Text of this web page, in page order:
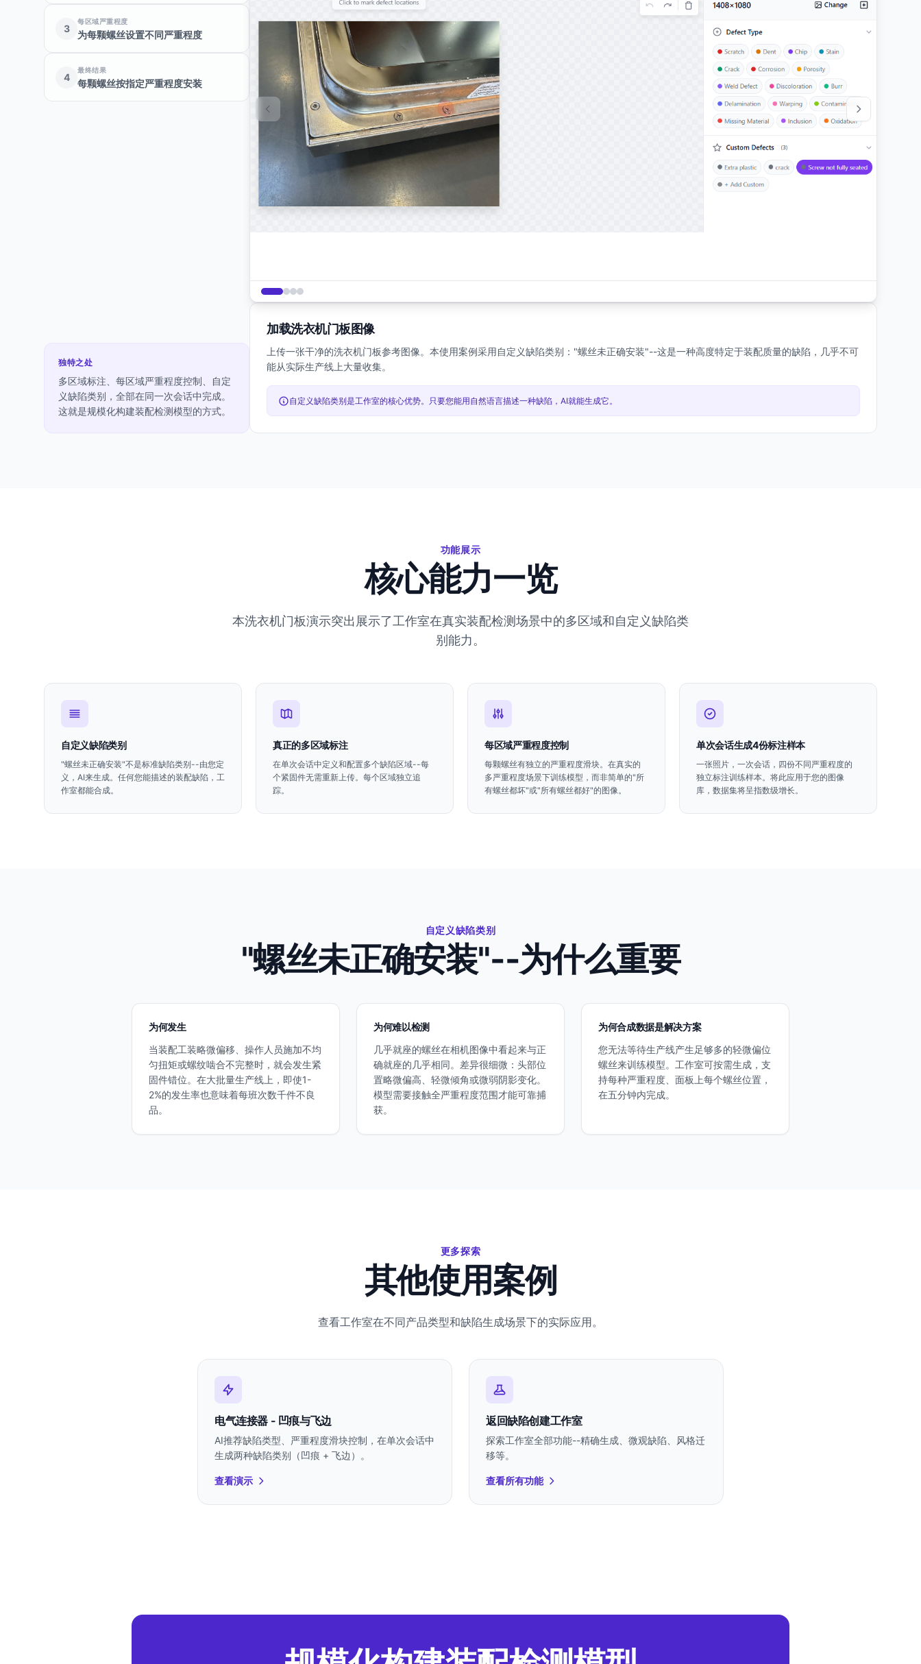
3
每区域严重程度
为每颗螺丝设置不同严重程度
4
最终结果
每颗螺丝按指定严重程度安装
独特之处
多区域标注、每区域严重程度控制、自定
义缺陷类别，全部在同一次会话中完成。
这就是规模化构建装配检测模型的方式。
加载洗衣机门板图像
上传一张干净的洗衣机门板参考图像。本使用案例采用自定义缺陷类别："螺丝未正确安装"--这是一种高度特定于装配质量的缺陷，几乎不可
能从实际生产线上大量收集。
自定义缺陷类别是工作室的核心优势。只要您能用自然语言描述一种缺陷，AI就能生成它。
功能展示
核心能力一览
本洗衣机门板演示突出展示了工作室在真实装配检测场景中的多区域和自定义缺陷类
别能力。
自定义缺陷类别
"螺丝未正确安装"不是标准缺陷类别--由您定
义，AI来生成。任何您能描述的装配缺陷，工
作室都能合成。
真正的多区域标注
在单次会话中定义和配置多个缺陷区域--每
个紧固件无需重新上传。每个区域独立追
踪。
每区域严重程度控制
每颗螺丝有独立的严重程度滑块。在真实的
多严重程度场景下训练模型，而非简单的"所
有螺丝都坏"或"所有螺丝都好"的图像。
单次会话生成4份标注样本
一张照片，一次会话，四份不同严重程度的
独立标注训练样本。将此应用于您的图像
库，数据集将呈指数级增长。
自定义缺陷类别
"螺丝未正确安装"--为什么重要
为何发生
当装配工装略微偏移、操作人员施加不均
匀扭矩或螺纹啮合不完整时，就会发生紧
固件错位。在大批量生产线上，即使1-
2%的发生率也意味着每班次数千件不良
品。
为何难以检测
几乎就座的螺丝在相机图像中看起来与正
确就座的几乎相同。差异很细微：头部位
置略微偏高、轻微倾角或微弱阴影变化。
模型需要接触全严重程度范围才能可靠捕
获。
为何合成数据是解决方案
您无法等待生产线产生足够多的轻微偏位
螺丝来训练模型。工作室可按需生成，支
持每种严重程度、面板上每个螺丝位置，
在五分钟内完成。
更多探索
其他使用案例
查看工作室在不同产品类型和缺陷生成场景下的实际应用。
电气连接器 - 凹痕与飞边
AI推荐缺陷类型、严重程度滑块控制，在单次会话中
生成两种缺陷类别（凹痕 + 飞边）。
查看演示
返回缺陷创建工作室
探索工作室全部功能--精确生成、微观缺陷、风格迁
移等。
查看所有功能